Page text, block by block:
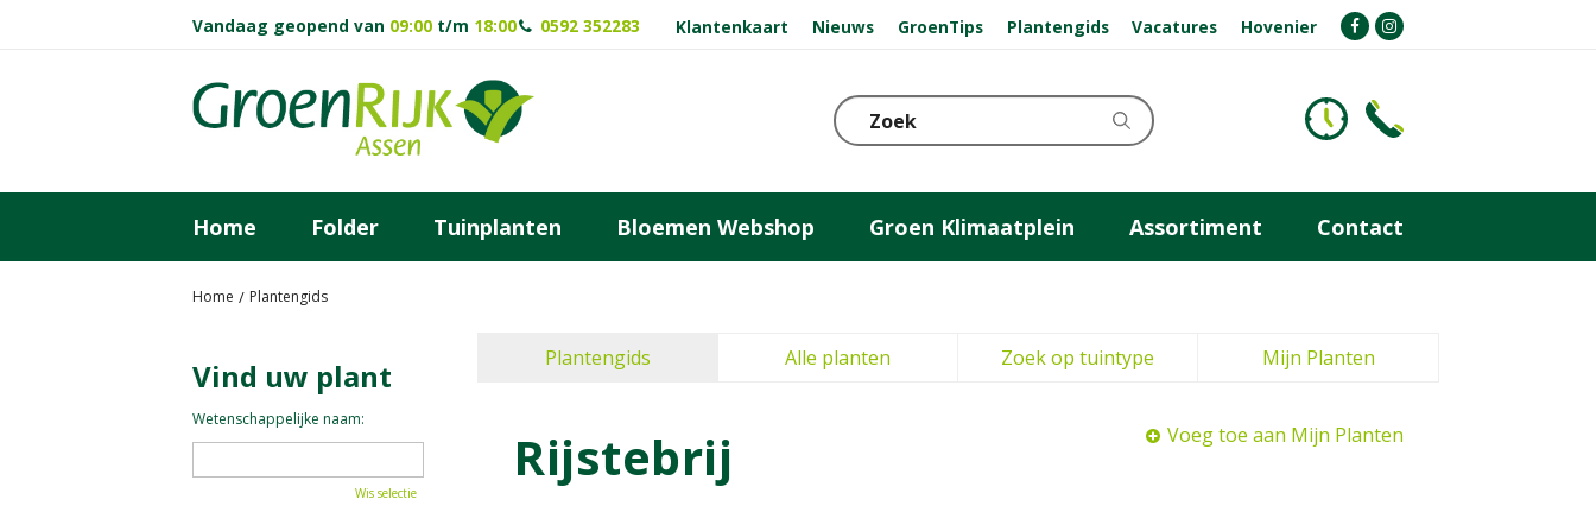
Home Plantengids
Vandaag geopend van 09:00 t/m 18:00 0592 352283 Klantenkaart Nieuws GroenTips Plantengids Vacatures Hovenier
Home Folder Tuinplanten Bloemen Webshop Groen Klimaatplein Assortiment Contact
Plantengids Alle planten Zoek op tuintype Mijn Planten
Rijstebrij Voeg toe aan Mijn Planten
Vind uw plant
Wetenschappelijke naam:
Wis selectie